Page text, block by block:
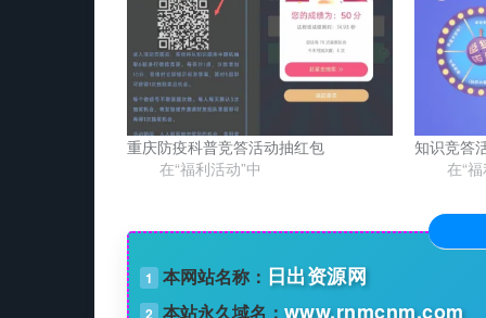
重庆防疫科普竞答活动抽红包
在“福利活动”中
知识竞答
在“
1 本网站名称： 日出资源网
2 本站永久域名： www.rnmcnm.com